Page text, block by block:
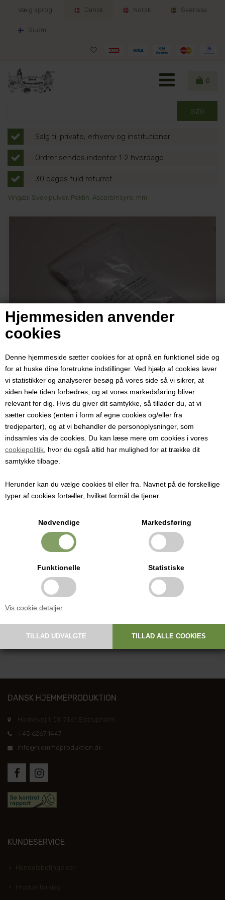
Hjemmesiden anvender
cookies
Denne hjemmeside sætter cookies for at opnå en funktionel side og
for at huske dine foretrukne indstillinger. Ved hjælp af cookies laver
vi statistikker og analyserer besøg på vores side så vi sikrer, at
siden hele tiden forbedres, og at vores markedsføring bliver
relevant for dig. Hvis du giver dit samtykke, så tillader du, at vi
sætter cookies (enten i form af egne cookies og/eller fra
tredjeparter), og at vi behandler de personoplysninger, som
indsamles via de cookies. Du kan læse mere om cookies i vores
cookiepolitik , hvor du også altid har mulighed for at trække dit
samtykke tilbage.
Herunder kan du vælge cookies til eller fra. Navnet på de forskellige
typer af cookies fortæller, hvilket formål de tjener.
Nødvendige Markedsføring
Funktionelle Statistiske
Vis cookie detaljer
Vælg sprog: Dansk Norsk Svenska
Suomi
0
Salg til private, erhverv og institutioner
Ordrer sendes indenfor 1-2 hverdage
30 dages fuld returret
Vingær, Svovlpulver, Pektin, Ascorbinsyre, mm
Sorbitol sødemiddel, 98%, 1 kg
Varenummer: 6670a
Bruges blandt andet som sødemiddel i vinfremstilling da det ikke kan
omsættes af gærceller.
146,00DKK
Bruges blandt andet som sødemiddel i vinfremstilling da det ikke kan
omsættes af gærceller.
Har en sødningsevne på 60 i forhold til sucrose som har en
sødningsevne på 100.
Må ikke anvendes i kommerciel vinproduktion.
Nettoindhold: 1 kg
DANSK HJEMMEPRODUKTION
Holmevej 1, DK-7361 Ejstrupholm
+45 6267 1447
info@hjemmeproduktion.dk
KUNDESERVICE
Handelsbetingelser
Produktforslag